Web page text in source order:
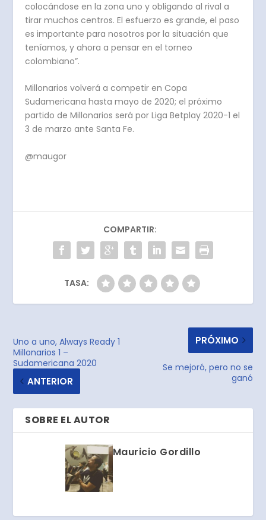
colocándose en la zona uno y obligando al rival a
tirar muchos centros. El esfuerzo es grande, el paso
es importante para nosotros por la situación que
teníamos, y ahora a pensar en el torneo
colombiano”.
Millonarios volverá a competir en Copa
Sudamericana hasta mayo de 2020; el próximo
partido de Millonarios será por Liga Betplay 2020-1 el
3 de marzo ante Santa Fe.
@maugor
COMPARTIR:
TASA:
Uno a uno, Always Ready 1
Millonarios 1 –
Sudamericana 2020
ANTERIOR
PRÓXIMO
Se mejoró, pero no se
ganó
SOBRE EL AUTOR
Mauricio Gordillo